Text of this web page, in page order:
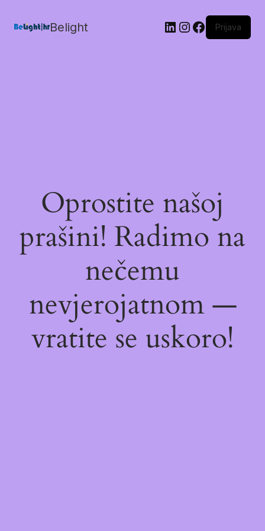
Belight Prijava
Oprostite našoj
prašini! Radimo na
nečemu
nevjerojatnom —
vratite se uskoro!